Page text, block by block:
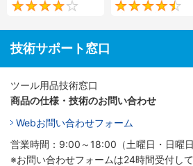
4
技術サポート窓口
ツール用品技術窓口
商品の仕様・技術のお問い合わせ
Webお問い合わせフォーム
営業時間：9:00～18:00（土曜日・日曜日
※お問い合わせフォームは24時間受付して